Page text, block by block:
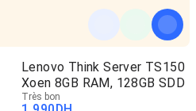
Lenovo Think Server TS150
Xoen 8GB RAM, 128GB SDD
Très bon